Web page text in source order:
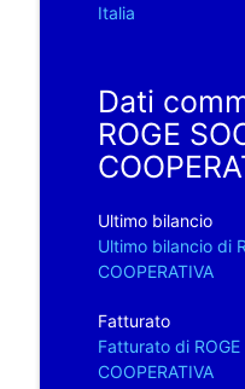
Italia
Dati
ROGE
Ultimo bilancio
Ultimo bilancio di
COOPERATIVA
Fatturato
Fatturato di ROGE
COOPERATIVA